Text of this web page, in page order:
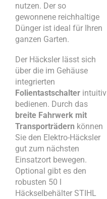
nutzen. Der so
gewonnene reichhaltige
Dünger ist ideal für Ihren
ganzen Garten.
Der Häcksler lässt sich
über die im Gehäuse
integrierten
Folientastschalter intuitiv
bedienen. Durch das
breite Fahrwerk mit
Transporträdern können
Sie den Elektro-Häcksler
gut zum nächsten
Einsatzort bewegen.
Optional gibt es den
robusten 50 l
Häckselbehälter STIHL